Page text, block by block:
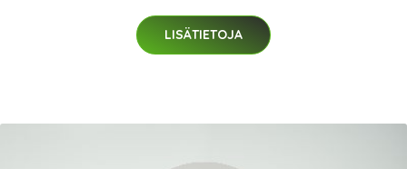
LISÄTIETOJA